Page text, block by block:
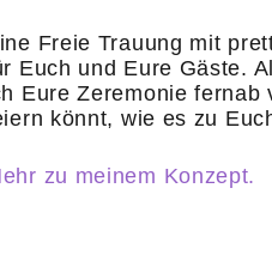
Freie Trauung mit
Euch und Eure Gäste.
Eure Zeremonie fernab
könnt, wie es zu
zu meinem Konzept.